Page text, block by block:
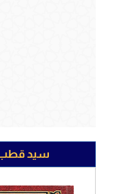
سيد قطب